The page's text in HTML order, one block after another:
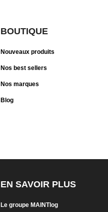
BOUTIQUE
Nouveaux produits
Nos best sellers
Nos marques
Blog
EN SAVOIR PLUS
Le groupe MAINTlog